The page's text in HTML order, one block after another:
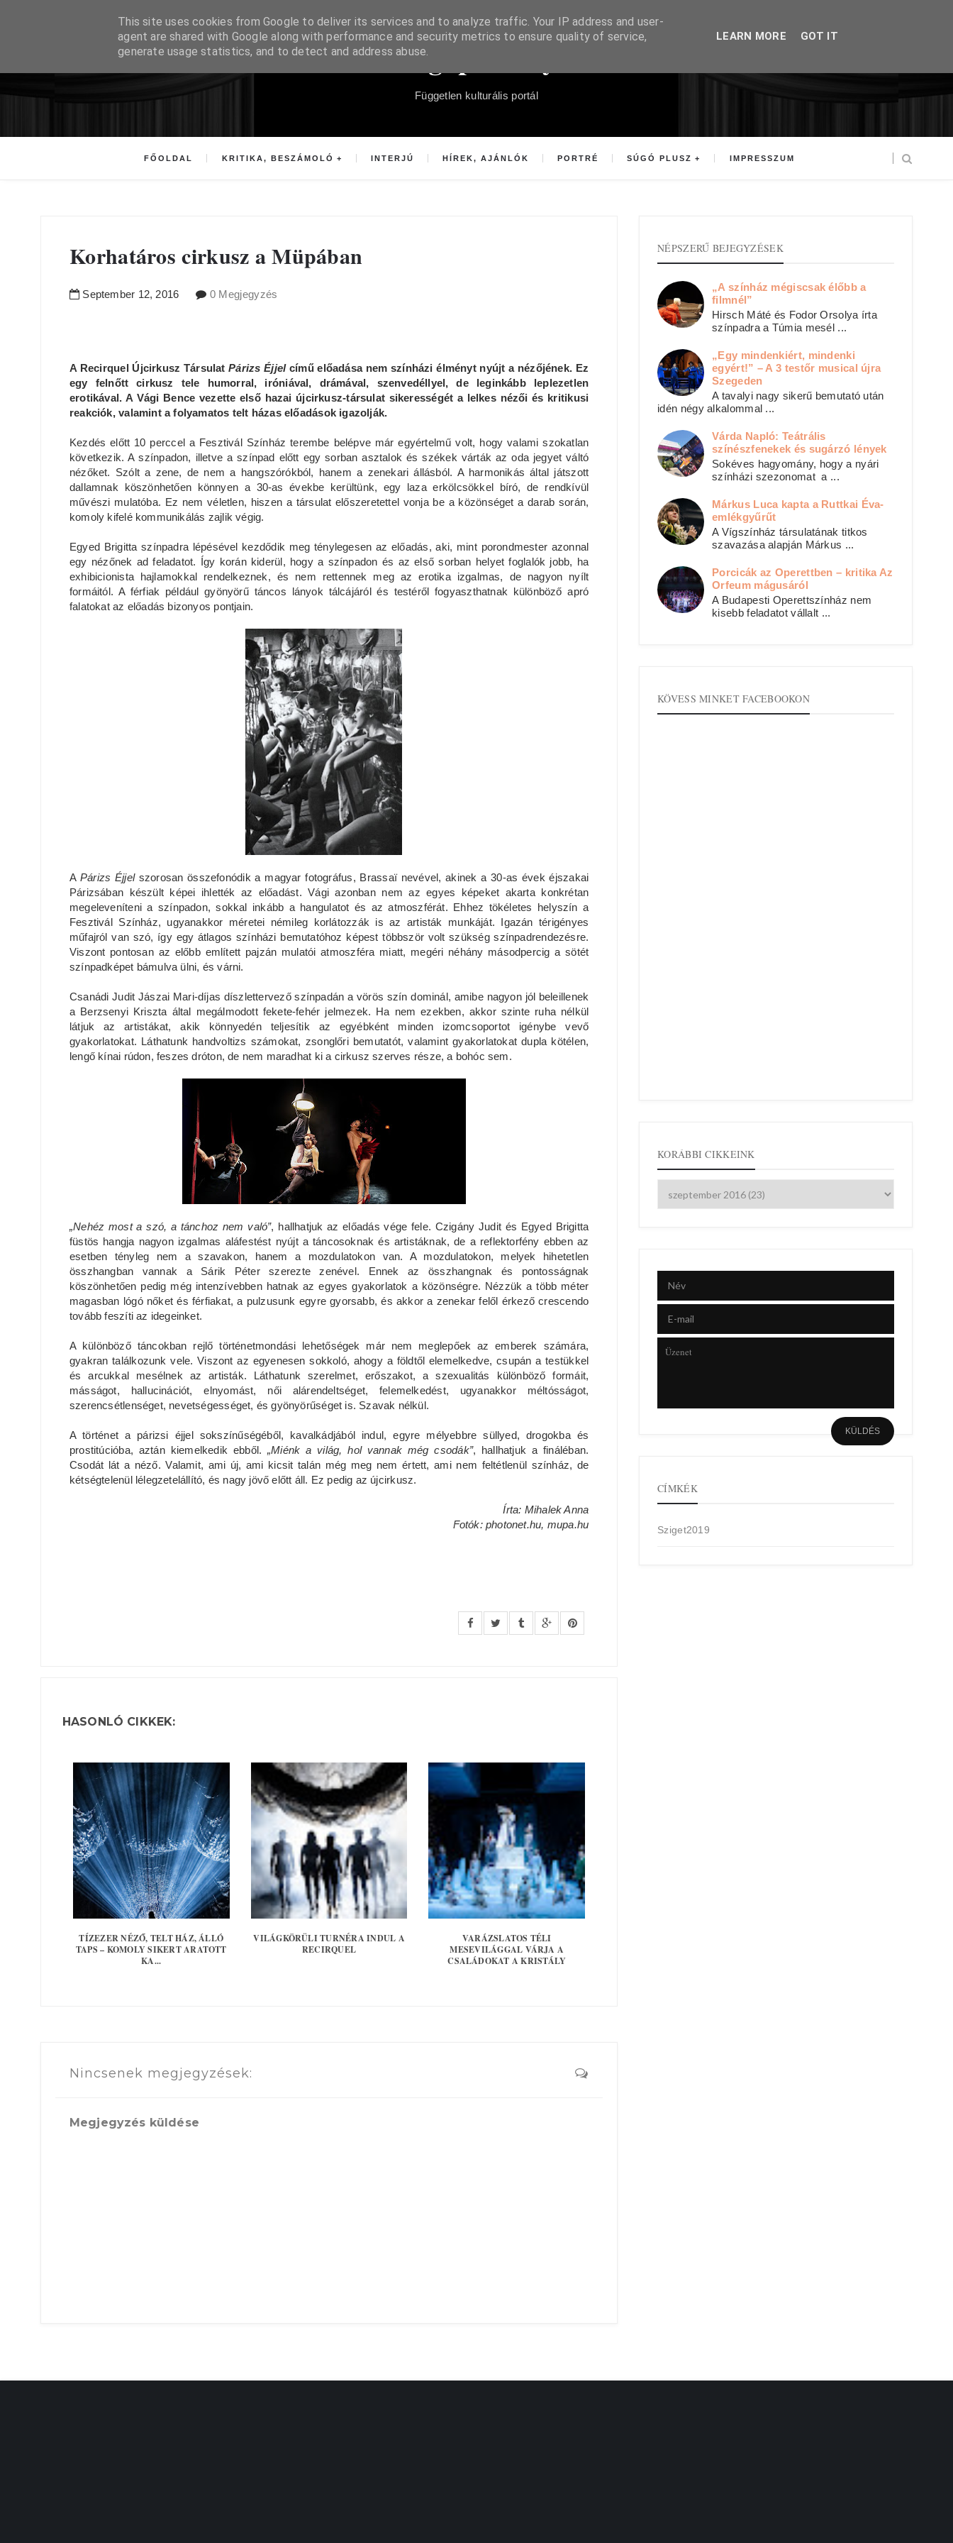
Súgópéldány
Független kulturális portál
FŐOLDAL KRITIKA, BESZÁMOLÓ INTERJÚ HÍREK, AJÁNLÓK PORTRÉ SÚGÓ PLUSZ IMPRESSZUM
Korhatáros cirkusz a Müpában
September 12, 2016 0 Megjegyzés
A Recirquel Újcirkusz TársulatPárizs Éjjelcímű előadása nem színházi élményt nyújt a nézőjének. Ez
egy felnőtt cirkusz tele humorral, iróniával, drámával, szenvedéllyel, de leginkább leplezetlen
erotikával. A Vági Bence vezette első hazai újcirkusz-társulat sikerességét a lelkes nézői és kritikusi
reakciók, valamint a folyamatos telt házas előadások igazolják.
Kezdés előtt 10 perccel a Fesztivál Színház terembe belépve már egyértelmű volt, hogy valami szokatlan
következik. A színpadon, illetve a színpad előtt egy sorban asztalok és székek várták az oda jegyet váltó
nézőket. Szólt a zene, de nem a hangszórókból, hanem a zenekari állásból. A harmonikás által játszott
dallamnak köszönhetően könnyen a 30-as évekbe kerültünk, egy laza erkölcsökkel bíró, de rendkívül
művészi mulatóba. Ez nem véletlen, hiszen a társulat előszeretettel vonja be a közönséget a darab során,
komoly kifelé kommunikálás zajlik végig.
Egyed Brigitta színpadra lépésével kezdődik meg ténylegesen az előadás, aki, mint porondmester azonnal
egy nézőnek ad feladatot. Így korán kiderül, hogy a színpadon és az első sorban helyet foglalók jobb, ha
exhibicionista hajlamokkal rendelkeznek, és nem rettennek meg az erotika izgalmas, de nagyon nyílt
formáitól. A férfiak például gyönyörű táncos lányok tálcájáról és testéről fogyaszthatnak különböző apró
falatokat az előadás bizonyos pontjain.
A Párizs Éjjelszorosan összefonódik a magyar fotográfus, Brassaï nevével, akinek a 30-as évek éjszakai
Párizsában készült képei ihlették az előadást. Vági azonban nem az egyes képeket akarta konkrétan
megeleveníteni a színpadon, sokkal inkább a hangulatot és az atmoszférát. Ehhez tökéletes helyszín a
Fesztivál Színház, ugyanakkor méretei némileg korlátozzák is az artisták munkáját. Igazán térigényes
műfajról van szó, így egy átlagos színházi bemutatóhoz képest többször volt szükség színpadrendezésre.
Viszont pontosan az előbb említett pajzán mulatói atmoszféra miatt, megéri néhány másodpercig a sötét
színpadképet bámulva ülni, és várni.
Csanádi Judit Jászai Mari-díjas díszlettervező színpadán a vörös szín dominál, amibe nagyon jól beleillenek
a Berzsenyi Kriszta által megálmodott fekete-fehér jelmezek. Ha nem ezekben, akkor szinte ruha nélkül
látjuk az artistákat, akik könnyedén teljesítik az egyébként minden izomcsoportot igénybe vevő
gyakorlatokat. Láthatunk handvoltizs számokat, zsonglőri bemutatót, valamint gyakorlatokat dupla kötélen,
lengő kínai rúdon, feszes dróton, de nem maradhat ki a cirkusz szerves része, a bohóc sem.
„Nehéz most a szó, a tánchoz nem való”, hallhatjuk az előadás vége fele. Czigány Judit és Egyed Brigitta
füstös hangja nagyon izgalmas aláfestést nyújt a táncosoknak és artistáknak, de a reflektorfény ebben az
esetben tényleg nem a szavakon, hanem a mozdulatokon van. A mozdulatokon, melyek hihetetlen
összhangban vannak a Sárik Péter szerezte zenével. Ennek az összhangnak és pontosságnak
köszönhetően pedig még intenzívebben hatnak az egyes gyakorlatok a közönségre. Nézzük a több méter
magasban lógó nőket és férfiakat, a pulzusunk egyre gyorsabb, és akkor a zenekar felől érkező crescendo
tovább feszíti az idegeinket.
A különböző táncokban rejlő történetmondási lehetőségek már nem meglepőek az emberek számára,
gyakran találkozunk vele. Viszont az egyenesen sokkoló, ahogy a földtől elemelkedve, csupán a testükkel
és arcukkal mesélnek az artisták. Láthatunk szerelmet, erőszakot, a szexualitás különböző formáit,
másságot, hallucinációt, elnyomást, női alárendeltséget, felemelkedést, ugyanakkor méltósságot,
szerencsétlenséget, nevetségességet, és gyönyörűséget is. Szavak nélkül.
A történet a párizsi éjjel sokszínűségéből, kavalkádjából indul, egyre mélyebbre süllyed, drogokba és
prostitúcióba, aztán kiemelkedik ebből.„Miénk a világ, hol vannak még csodák”, hallhatjuk a fináléban.
Csodát lát a néző. Valamit, ami új, ami kicsit talán még meg nem értett, ami nem feltétlenül színház, de
kétségtelenül lélegzetelállító, és nagy jövő előtt áll. Ez pedig az újcirkusz.
Írta: Mihalek Anna
Fotók: photonet.hu, mupa.hu
HASONLÓ CIKKEK:
TÍZEZER NÉZŐ, TELT HÁZ, ÁLLÓ
TAPS – KOMOLY SIKERT ARATOTT
KA...
VILÁGKÖRÜLI TURNÉRA INDUL A
RECIRQUEL
VARÁZSLATOS TÉLI
MESEVILÁGGAL VÁRJA A
CSALÁDOKAT A KRISTÁLY
Nincsenek megjegyzések:
Megjegyzés küldése
NÉPSZERŰ BEJEGYZÉSEK
„A színház mégiscsak élőbb a
filmnél”
Hirsch Máté és Fodor Orsolya írta
színpadra a Túmia mesél ...
„Egy mindenkiért, mindenki
egyért!” – A 3 testőr musical újra
Szegeden
A tavalyi nagy sikerű bemutató után
idén négy alkalommal ...
Várda Napló: Teátrális
színészfenekek és sugárzó lények
Sokéves hagyomány, hogy a nyári
színházi szezonomat a ...
Márkus Luca kapta a Ruttkai Éva-
emlékgyűrűt
A Vígszínház társulatának titkos
szavazása alapján Márkus ...
Porcicák az Operettben – kritika Az
Orfeum mágusáról
A Budapesti Operettszínház nem
kisebb feladatot vállalt ...
KÖVESS MINKET FACEBOOKON
KORÁBBI CIKKEINK
CÍMKÉK
Sziget2019
This site uses cookies from Google to deliver its services and to analyze traffic. Your IP address and user-
agent are shared with Google along with performance and security metrics to ensure quality of service,
generate usage statistics, and to detect and address abuse.
LEARN MORE GOT IT